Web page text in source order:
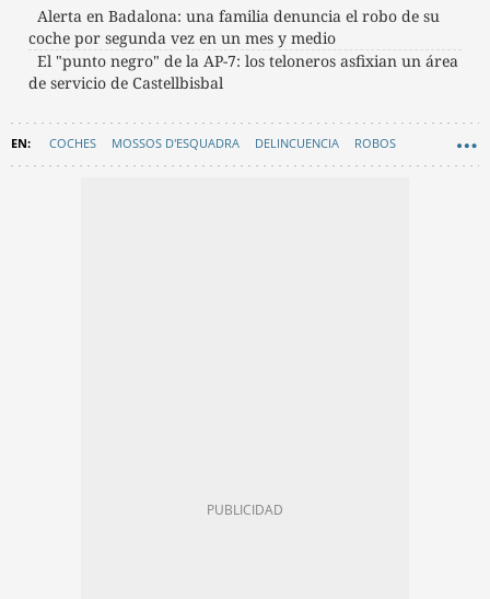
Alerta en Badalona: una familia denuncia el robo de su
coche por segunda vez en un mes y medio
El "punto negro" de la AP-7: los teloneros asfixian un área
de servicio de Castellbisbal
COCHES MOSSOS D'ESQUADRA DELINCUENCIA ROBOS